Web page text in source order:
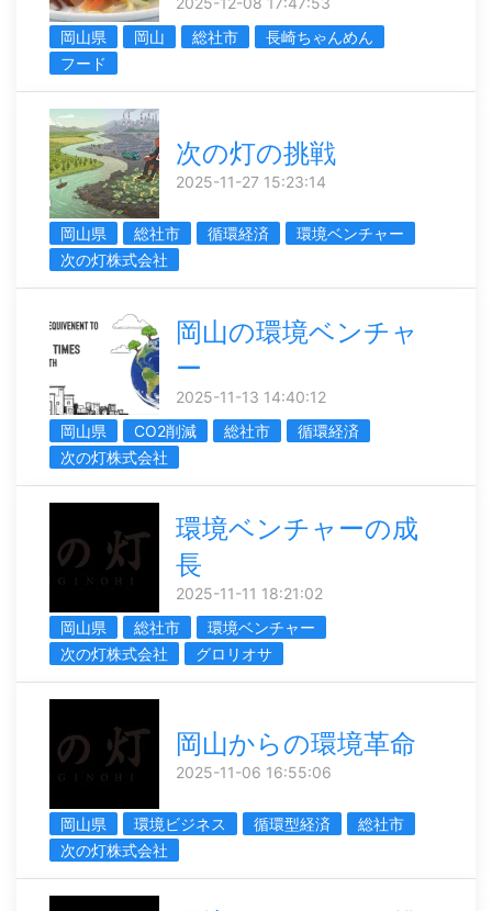
岡山県
岡山 総社市
長崎ちゃんめん
フード
次の灯の挑戦
2025-11-27 15:23:14
岡山県 総社市 循環経済
環境ベンチャー
次の灯株式会社
岡山の環境ベンチャ
ー
2025-11-13 14:40:12
岡山県
CO2削減 総社市
循環経済
次の灯株式会社
環境ベンチャーの成
長
2025-11-11 18:21:02
岡山県
総社市
環境ベンチャー
次の灯株式会社
グロリオサ
岡山からの環境革命
2025-11-06 16:55:06
岡山県 環境ビジネス 循環型経済
総社市
次の灯株式会社